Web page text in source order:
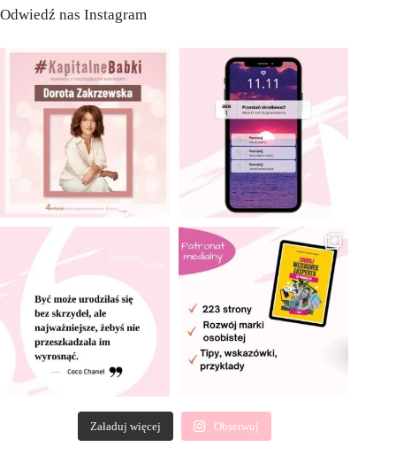
Odwiedź nas Instagram
Załaduj więcej Obserwuj